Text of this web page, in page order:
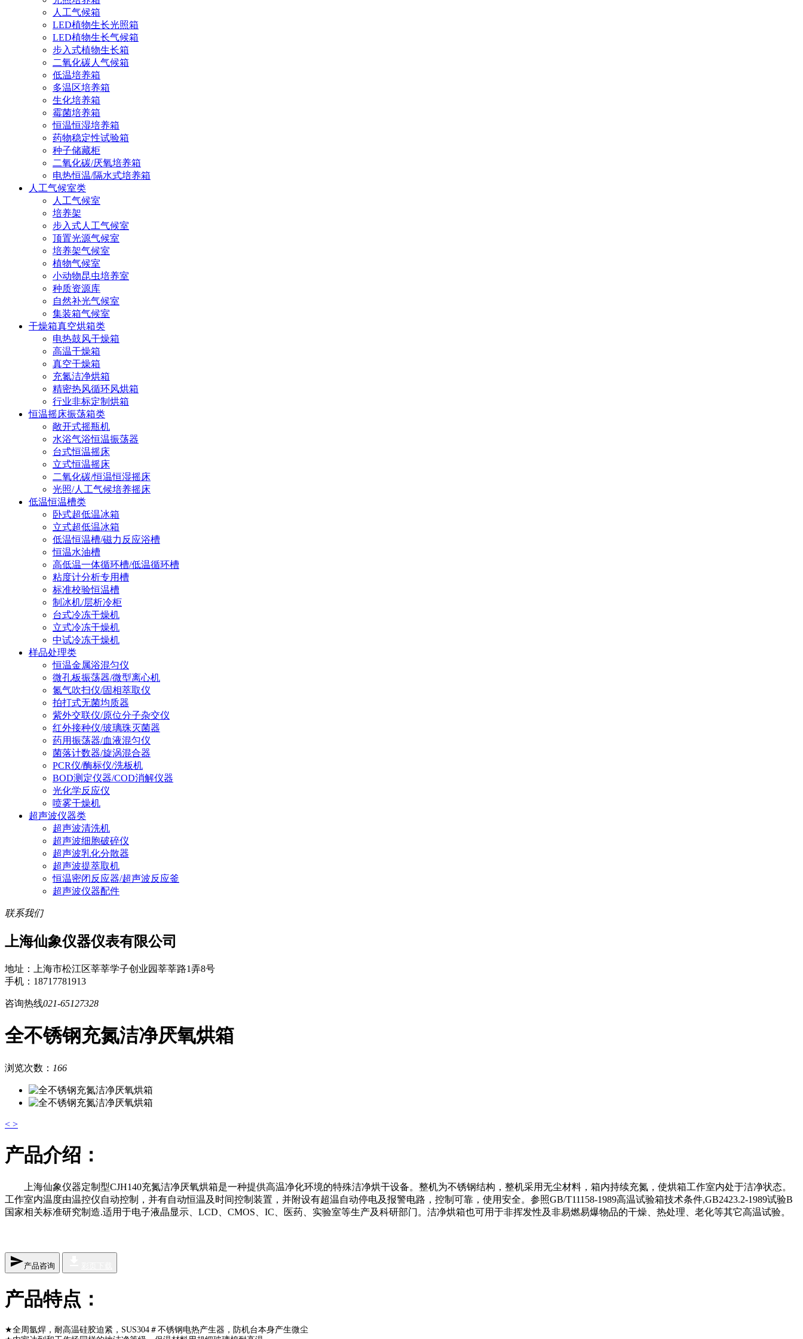
人工气候箱
LED植物生长光照箱
LED植物生长气候箱
步入式植物生长箱
二氧化碳人气候箱
低温培养箱
多温区培养箱
生化培养箱
霉菌培养箱
恒温恒湿培养箱
药物稳定性试验箱
种子储藏柜
二氧化碳/厌氧培养箱
电热恒温/隔水式培养箱
人工气候室类
人工气候室
培养架
步入式人工气候室
顶置光源气候室
培养架气候室
植物气候室
小动物昆虫培养室
种质资源库
自然补光气候室
集装箱气候室
干燥箱真空烘箱类
电热鼓风干燥箱
高温干燥箱
真空干燥箱
充氮洁净烘箱
精密热风循环风烘箱
行业非标定制烘箱
恒温摇床振荡箱类
敞开式摇瓶机
水浴气浴恒温振荡器
台式恒温摇床
立式恒温摇床
二氧化碳/恒温恒湿摇床
光照/人工气候培养摇床
低温恒温槽类
卧式超低温冰箱
立式超低温冰箱
低温恒温槽/磁力反应浴槽
恒温水油槽
高低温一体循环槽/低温循环槽
粘度计分析专用槽
标准校验恒温槽
制冰机/层析冷柜
台式冷冻干燥机
立式冷冻干燥机
中试冷冻干燥机
样品处理类
恒温金属浴混匀仪
微孔板振荡器/微型离心机
氮气吹扫仪/固相萃取仪
拍打式无菌均质器
紫外交联仪/原位分子杂交仪
红外接种仪/玻璃珠灭菌器
药用振荡器/血液混匀仪
菌落计数器/旋涡混合器
PCR仪/酶标仪/洗板机
BOD测定仪器/COD消解仪器
光化学反应仪
喷雾干燥机
超声波仪器类
超声波清洗机
超声波细胞破碎仪
超声波乳化分散器
超声波提萃取机
恒温密闭反应器/超声波反应釜
超声波仪器配件
联系我们
上海仙象仪器仪表有限公司
地址：上海市松江区莘莘学子创业园莘莘路1弄8号
手机：18717781913
咨询热线021-65127328
全不锈钢充氮洁净厌氧烘箱
浏览次数： 166
< >
产品介绍：
上海仙象仪器定制型CJH140充氮洁净厌氧烘箱是一种提供高温净化环境的特殊洁净烘干设备。整机为不锈钢结构，整机采用无尘材料，箱内持续充氮，使烘箱工作室内处于洁净状态。
工作室内温度由温控仪自动控制，并有自动恒温及时间控制装置，并附设有超温自动停电及报警电路，控制可靠，使用安全。参照GB/T11158-1989高温试验箱技术条件,GB2423.2-1989试验B
国家相关标准研究制造.适用于电子液晶显示、LCD、CMOS、IC、医药、实验室等生产及科研部门。洁净烘箱也可用于非挥发性及非易燃易爆物品的干燥、热处理、老化等其它高温试验。
send产品咨询
产品特点：
★全周氩焊 ， 耐高温硅胶迫紧， SUS304＃不锈钢电热产生器，防机台本身产生微尘